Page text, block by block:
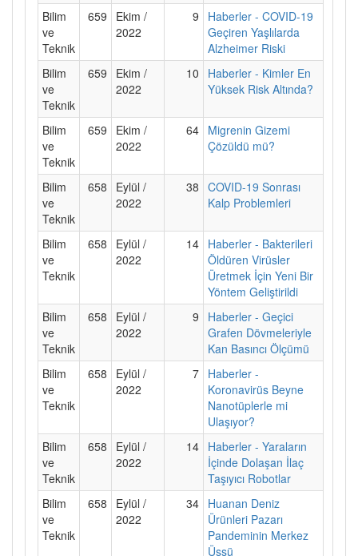
Bilim
ve
Teknik
659
Ekim /
2022
9
Haberler - COVID-19
Geçiren Yaşlılarda
Alzheimer Riski
Bilim
ve
Teknik
659
Ekim /
2022
10
Haberler - Kimler En
Yüksek Risk Altında?
Bilim
ve
Teknik
659
Ekim /
2022
64 Migrenin Gizemi
Çözüldü mü?
Bilim
ve
Teknik
658
Eylül /
2022
38 COVID-19 Sonrası
Kalp Problemleri
Bilim
ve
Teknik
658
Eylül /
2022
14 Haberler - Bakterileri
Öldüren Virüsler
Üretmek İçin Yeni Bir
Yöntem Geliştirildi
Bilim
ve
Teknik
658
Eylül /
2022
9
Haberler - Geçici
Grafen Dövmeleriyle
Kan Basıncı Ölçümü
Bilim
ve
Teknik
658
Eylül /
2022
7 Haberler -
Koronavirüs Beyne
Nanotüplerle mi
Ulaşıyor?
Bilim
ve
Teknik
658
Eylül /
2022
14 Haberler - Yaraların
İçinde Dolaşan İlaç
Taşıyıcı Robotlar
Bilim
ve
Teknik
658
Eylül /
2022
34 Huanan Deniz
Ürünleri Pazarı
Pandeminin Merkez
Üssü